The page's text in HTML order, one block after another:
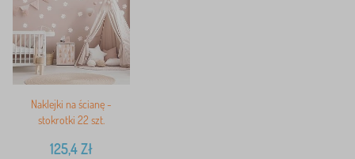
Naklejki na ścianę -
stokrotki 22 szt.
125,4Zł